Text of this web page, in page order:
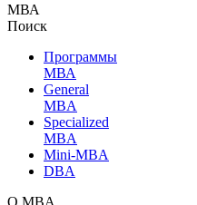
МВА
Поиск
Программы
МВА
General
MBA
Specialized
MBA
Mini-MBA
DBA
О MBA